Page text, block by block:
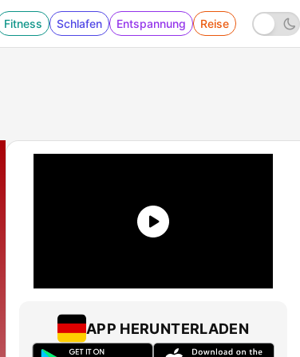
Fitness Schlafen Entspannung Reise
APP HERUNTERLADEN